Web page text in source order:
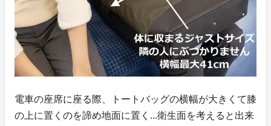
電車の座席に座る際、トートバッグの横幅が大きくて膝
の上に置くのを諦め地面に置く...衛生面を考えると出来